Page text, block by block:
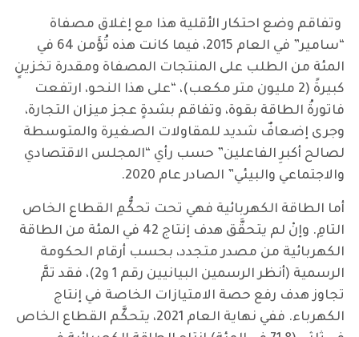
وتفاقم وضع احتكار الأقلية هذا مع إغلاق مصفاة
“سامير” في العام 2015، فيما كانت هذه تُؤَمن 64 في
المئة من الطلب على المنتجات المصفاة ومقدرة تخزينٍ
كبيرةً (2 مليون متر مكعب)، “على هذا النحو، ارتفعت
فاتورةُ الطاقة بقوة، وتفاقم بشدةٍ عجز ميزان التجارة،
وجرى إضعافٌ شديد للمقاولات الصغيرة والمتوسطة
لصالح أكبرِ الفاعلين” حسب رأي “المجلس الاقتصادي
والاجتماعي والبيئي” الصادر عام 2020.
أما الطاقة الكهربائية فهي تحت تحكُّمِ القطاع الخاص
التامِ. وإنْ لم يتحقَّق هدف إنتاج 42 في المئة من الطاقة
الكهربائية من مصدر متجدد، بحسب أرقام الحكومة
الرسمية (أنظر الرسمين البيانيين رقم 1 و2)، فقد تمَّ
تجاوز هدف رفع حصة الامتيازات الخاصة في إنتاج
الكهرباء. ففي نهاية العام 2021، يتحكَّم القطاع الخاص